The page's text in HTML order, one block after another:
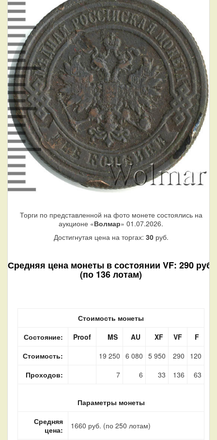
Торги по представленной на фото монете состоялись на
аукционе «Волмар» 01.07.2026.
Достигнутая цена на торгах: 30руб.
Средняя цена монеты в состоянии VF: 290 руб.
(по 136 лотам)
Стоимость монеты
Состояние:
Proof MS AU XF VF
F
Стоимость:
19 250 6 080 5 950 290
120
Проходов:
7 6 33 136 63
Параметры монеты
Средняя
цена:
1660 руб. (по 250 лотам)